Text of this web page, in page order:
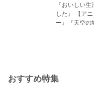
『おいしい
した』 【ア
ー』『天空の
おすすめ特集